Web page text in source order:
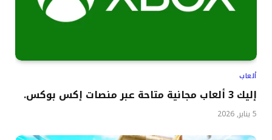
ألعاب
إليك 3 ألعاب مجانية متاحة عبر منصات إكس بوكس.
5 يناير, 2026